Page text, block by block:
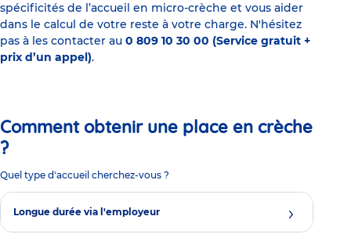
spécificités de l’accueil en micro-crèche et vous aider
dans le calcul de votre reste à votre charge. N'hésitez
pas à les contacter au 0 809 10 30 00 (Service gratuit +
prix d’un appel).
Comment obtenir une place en crèche
?
Quel type d'accueil cherchez-vous ?
Longue durée via l'employeur